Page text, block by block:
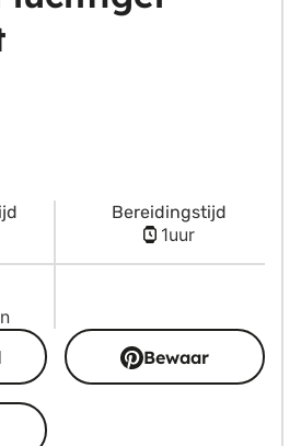
Bereidingstijd
1uur
uur
Bewaar